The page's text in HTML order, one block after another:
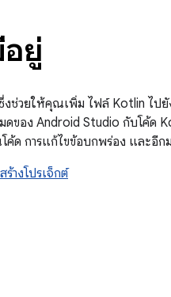
ยู่
งช่วยให้คุณเพิ่ม ไฟล์ Kotlin ไป
อง Android Studio กับโค้ด
ค้ด การแก้ไขข้อบกพร่อง และอีก
สร้างโปรเจ็กต์